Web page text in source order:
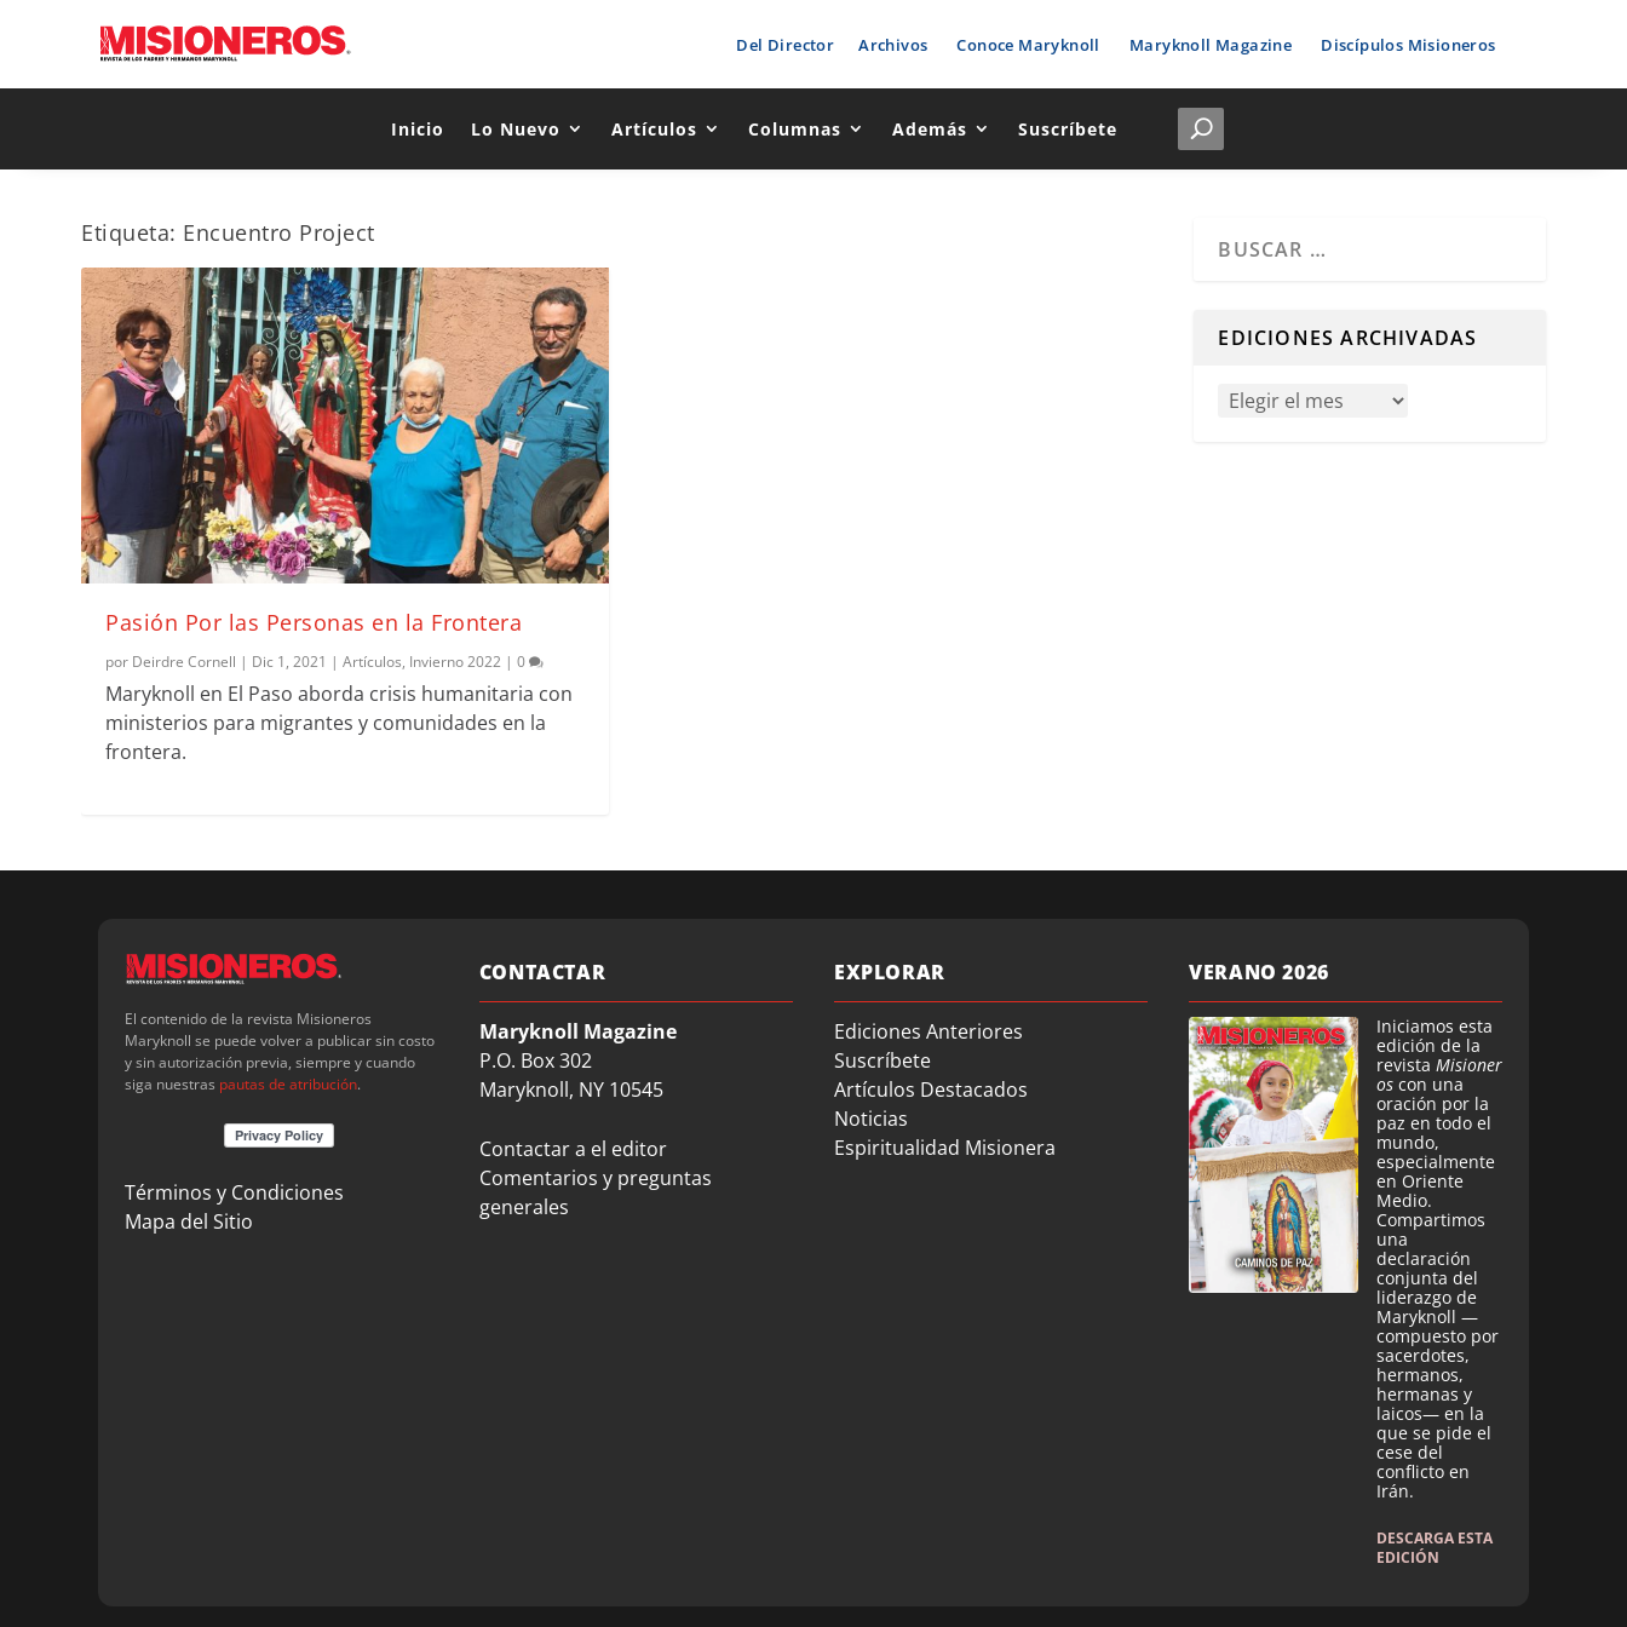
Del Director Archivos Conoce Maryknoll Maryknoll Magazine Discípulos Misioneros
Inicio Lo Nuevo Artículos Columnas Además Suscríbete
Etiqueta: Encuentro Project
Pasión Por las Personas en la Frontera
por Deirdre Cornell | Dic 1, 2021 |Artículos, Invierno 2022 |0
Maryknoll en El Paso aborda crisis humanitaria con
ministerios para migrantes y comunidades en la
frontera.
EDICIONES ARCHIVADAS
El contenido de la revista Misioneros
Maryknoll se puede volver a publicar sin costo
y sin autorización previa, siempre y cuando
siga nuestras pautas de atribución.
Términos y Condiciones
Mapa del Sitio
CONTACTAR
Maryknoll Magazine
P.O. Box 302
Maryknoll, NY 10545
Contactar a el editor
Comentarios y preguntas
generales
EXPLORAR
Ediciones Anteriores
Suscríbete
Artículos Destacados
Noticias
Espiritualidad Misionera
VERANO 2026
Iniciamos esta
edición de la
revista Misioner
os con una
oración por la
paz en todo el
mundo,
especialmente
en Oriente
Medio.
Compartimos
una
declaración
conjunta del
liderazgo de
Maryknoll —
compuesto por
sacerdotes,
hermanos,
hermanas y
laicos— en la
que se pide el
cese del
conflicto en
Irán.
DESCARGA ESTA
EDICIÓN